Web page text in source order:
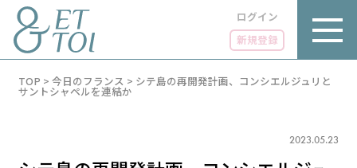
ログイン
新規登録
TOP > 今日のフランス > シテ島の再開発計画、コンシエルジュリと
サントシャペルを連結か
2023.05.23